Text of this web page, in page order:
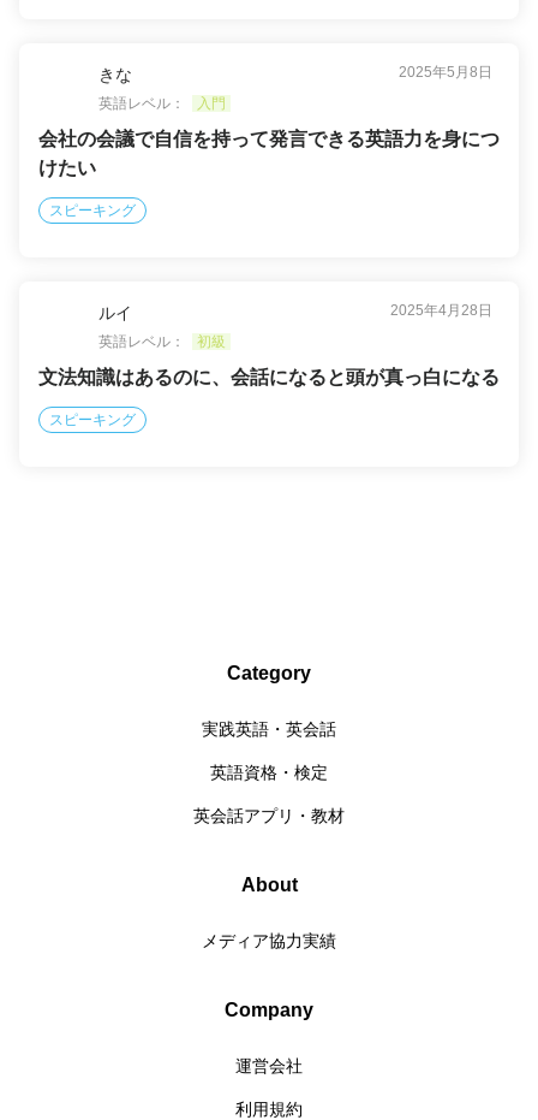
きな
2025年5月8日
英語レベル：
入門
会社の会議で自信を持って発言できる英語力を身につ
けたい
スピーキング
ルイ
2025年4月28日
英語レベル：
初級
文法知識はあるのに、会話になると頭が真っ白になる
スピーキング
Category
実践英語・英会話
英語資格・検定
英会話アプリ・教材
About
メディア協力実績
Company
運営会社
利用規約